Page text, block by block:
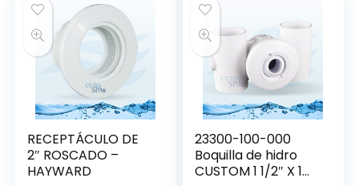
RECEPTÁCULO DE
2″ ROSCADO –
HAYWARD
23300-100-000
Boquilla de hidro
CUSTOM 1 1/2″ X 1